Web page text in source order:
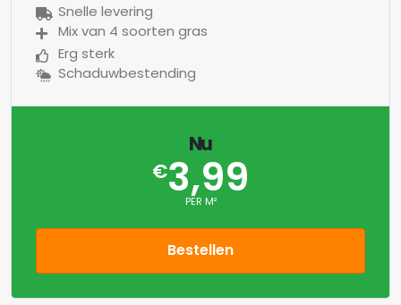
Snelle levering
Mix van 4 soorten gras
Erg sterk
Schaduwbestending
Nu
€3,99
PER M²
Bestellen